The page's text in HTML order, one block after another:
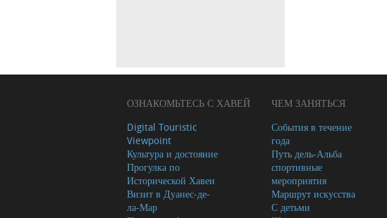
ОЗНАКОМЬТЕСЬ С ХАВЕЙ
Digital Touristic
Viewpoint
Культура и достояние
Прогулка по
Исторической Хавеи
Визит в Дуанес-де-
ла-Мар
ЧЕМ ЗАНЯТЬСЯ
События в течение
года
Путь дель-Альба
спортивные
мероприятия
Маршрут искусства
С детьми